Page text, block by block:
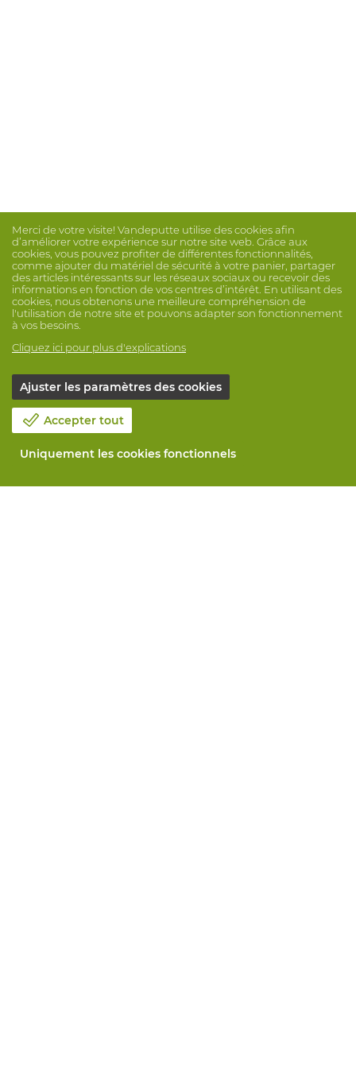
Merci de votre visite! Vandeputte utilise des cookies afin
d’améliorer votre expérience sur notre site web. Grâce aux
cookies, vous pouvez profiter de différentes fonctionnalités,
comme ajouter du matériel de sécurité à votre panier, partager
des articles intéressants sur les réseaux sociaux ou recevoir des
informations en fonction de vos centres d’intérêt. En utilisant des
cookies, nous obtenons une meilleure compréhension de
l'utilisation de notre site et pouvons adapter son fonctionnement
à vos besoins.
Cliquez ici pour plus d'explications
Ajuster les paramètres des cookies
Accepter tout
Uniquement les cookies fonctionnels